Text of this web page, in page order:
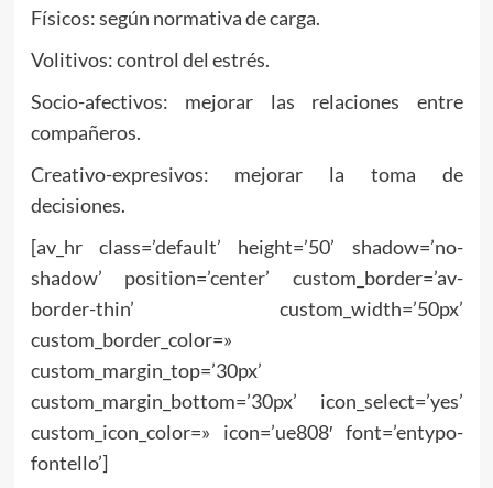
Físicos: según normativa de carga.
Volitivos: control del estrés.
Socio-afectivos: mejorar las relaciones entre
compañeros.
Creativo-expresivos: mejorar la toma de
decisiones.
[av_hr class=’default’ height=’50’ shadow=’no-
shadow’ position=’center’ custom_border=’av-
border-thin’ custom_width=’50px’
custom_border_color=»
custom_margin_top=’30px’
custom_margin_bottom=’30px’ icon_select=’yes’
custom_icon_color=» icon=’ue808′ font=’entypo-
fontello’]